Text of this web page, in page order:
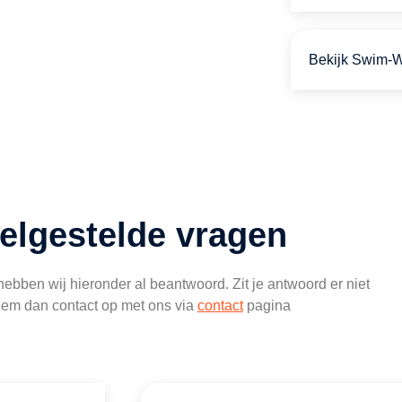
Bekijk Swim-
vragen
wij hieronder al beantwoord. Zit je antwoord er niet
dan contact op met ons via contactpagina